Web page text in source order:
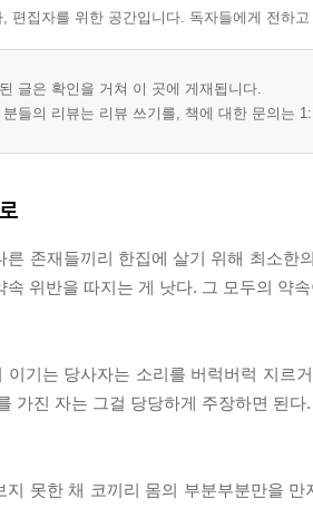
, 편집자를 위한 공간입니다. 독자들에게 전하
글은 확인을 거쳐 이 곳에 게재됩니다.
분들의 리뷰는 리뷰 쓰기를, 책에 대한 문의는
른 존재들끼리 한집에 살기 위해 최소한
속 위반을 따지는 게 낫다. 그 모두의 약
이기는 당사자는 소리를 버럭버럭 지르
가진 자는 그걸 당당하게 주장하면 된
지 못한 채 코끼리 몸의 부분부분만을